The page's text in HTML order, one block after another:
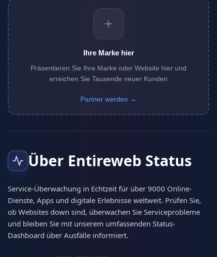
+
Ihre Marke hier
Präsentieren Sie Ihre Marke oder Website hier und
erreichen Sie Tausende neuer Kunden
Partner werden →
Über Entireweb Status
Service-Überwachung in Echtzeit für über 9000 Online-
Dienste, Apps und digitale Erlebnisse weltweit. Prüfen Sie,
ob Websites down sind, überwachen Sie Serviceprobleme
und bleiben Sie mit unserem umfassenden Status-
Dashboard über Ausfälle informiert.